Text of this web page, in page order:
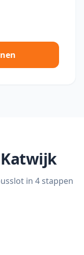
Katwijk
in 4 stappen